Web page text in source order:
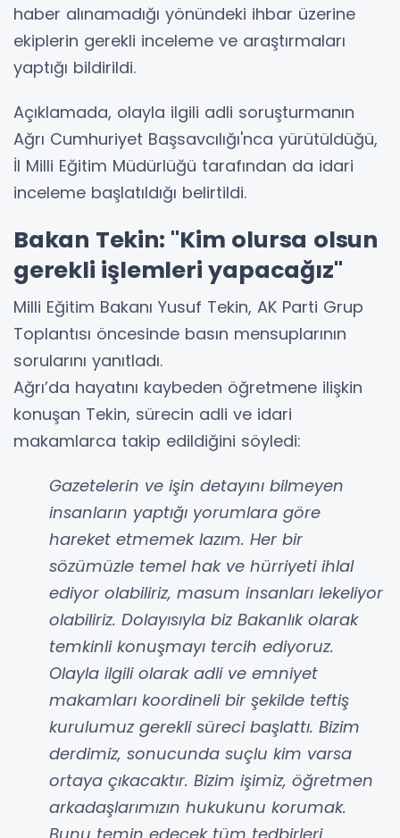
haber alınamadığı yönündeki ihbar üzerine
ekiplerin gerekli inceleme ve araştırmaları
yaptığı bildirildi.
Açıklamada, olayla ilgili adli soruşturmanın
Ağrı Cumhuriyet Başsavcılığı'nca yürütüldüğü,
İl Milli Eğitim Müdürlüğü tarafından da idari
inceleme başlatıldığı belirtildi.
Bakan Tekin: "Kim olursa olsun
gerekli işlemleri yapacağız"
Milli Eğitim Bakanı Yusuf Tekin, AK Parti Grup
Toplantısı öncesinde basın mensuplarının
sorularını yanıtladı.
Ağrı’da hayatını kaybeden öğretmene ilişkin
konuşan Tekin, sürecin adli ve idari
makamlarca takip edildiğini söyledi:
Gazetelerin ve işin detayını bilmeyen
insanların yaptığı yorumlara göre
hareket etmemek lazım. Her bir
sözümüzle temel hak ve hürriyeti ihlal
ediyor olabiliriz, masum insanları lekeliyor
olabiliriz. Dolayısıyla biz Bakanlık olarak
temkinli konuşmayı tercih ediyoruz.
Olayla ilgili olarak adli ve emniyet
makamları koordineli bir şekilde teftiş
kurulumuz gerekli süreci başlattı. Bizim
derdimiz, sonucunda suçlu kim varsa
ortaya çıkacaktır. Bizim işimiz, öğretmen
arkadaşlarımızın hukukunu korumak.